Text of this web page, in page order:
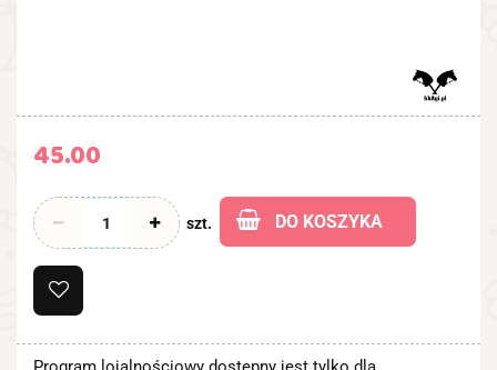
45.00
szt. DO KOSZYKA